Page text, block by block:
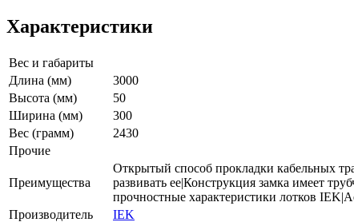
Характеристики
Вес и габариты
Длина (мм)
3000
Высота (мм)
50
Ширина (мм)
300
Вес (грамм)
2430
Прочие
Преимущества
Открытый способ прокладки кабельных
развивать ее|Конструкция замка имеет
прочностные характеристики лотков
Производитель
IEK